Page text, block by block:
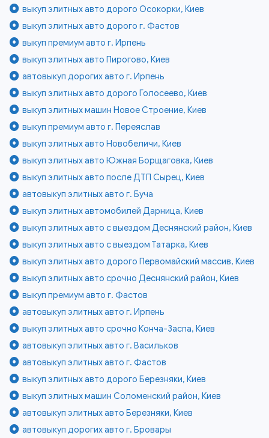
выкуп элитных авто дорого Осокорки, Киев
выкуп элитных авто дорого г. Фастов
выкуп премиум авто г. Ирпень
выкуп элитных авто Пирогово, Киев
автовыкуп дорогих авто г. Ирпень
выкуп элитных авто дорого Голосеево, Киев
выкуп элитных машин Новое Строение, Киев
выкуп премиум авто г. Переяслав
выкуп элитных авто Новобеличи, Киев
выкуп элитных авто Южная Борщаговка, Киев
выкуп элитных авто после ДТП Сырец, Киев
автовыкуп элитных авто г. Буча
выкуп элитных автомобилей Дарница, Киев
выкуп элитных авто с выездом Деснянский район, Киев
выкуп элитных авто с выездом Татарка, Киев
выкуп элитных авто дорого Первомайский массив, Киев
выкуп элитных авто срочно Деснянский район, Киев
выкуп премиум авто г. Фастов
автовыкуп элитных авто г. Ирпень
выкуп элитных авто срочно Конча-Заспа, Киев
автовыкуп элитных авто г. Васильков
автовыкуп элитных авто г. Фастов
выкуп элитных авто дорого Березняки, Киев
выкуп элитных машин Соломенский район, Киев
автовыкуп элитных авто Березняки, Киев
автовыкуп дорогих авто г. Бровары